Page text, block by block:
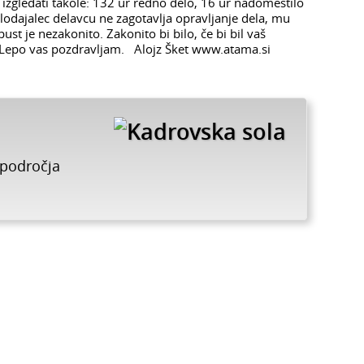
delavcu ne zagotavlja opravljanje dela, mu
je nezakonito. Zakonito bi bilo, če bi bil vaš
vas pozdravljam. Alojz Šket www.atama.si